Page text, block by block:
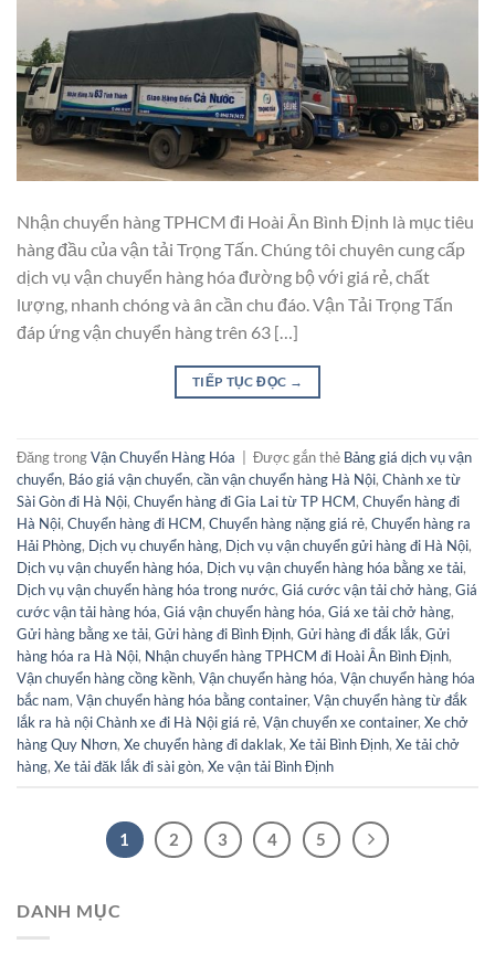
Nhận chuyển hàng TPHCM đi Hoài Ân Bình Định là mục tiêu
hàng đầu của vận tải Trọng Tấn. Chúng tôi chuyên cung cấp
dịch vụ vận chuyển hàng hóa đường bộ với giá rẻ, chất
lượng, nhanh chóng và ân cần chu đáo. Vận Tải Trọng Tấn
đáp ứng vận chuyển hàng trên 63 […]
TIẾP TỤC ĐỌC →
Đăng trongVận Chuyển Hàng Hóa Được gắn thẻ Bảng giá dịch vụ vận
chuyển, Báo giá vận chuyển, cần vận chuyển hàng Hà Nội, Chành xe từ
Sài Gòn đi Hà Nội, Chuyển hàng đi Gia Lai từ TP HCM, Chuyển hàng đi
Hà Nội, Chuyển hàng đi HCM, Chuyển hàng nặng giá rẻ, Chuyển hàng ra
Hải Phòng, Dịch vụ chuyển hàng, Dịch vụ vận chuyển gửi hàng đi Hà Nội,
Dịch vụ vận chuyển hàng hóa, Dịch vụ vận chuyển hàng hóa bằng xe tải,
Dịch vụ vận chuyển hàng hóa trong nước, Giá cước vận tải chở hàng, Giá
cước vận tải hàng hóa, Giá vận chuyển hàng hóa, Giá xe tải chở hàng,
Gửi hàng bằng xe tải, Gửi hàng đi Bình Định, Gửi hàng đi đắk lắk, Gửi
hàng hóa ra Hà Nội, Nhận chuyển hàng TPHCM đi Hoài Ân Bình Định,
Vận chuyển hàng cồng kềnh, Vận chuyển hàng hóa, Vận chuyển hàng hóa
bắc nam, Vận chuyển hàng hóa bằng container, Vận chuyển hàng từ đắk
lắk ra hà nội Chành xe đi Hà Nội giá rẻ, Vận chuyển xe container, Xe chở
hàng Quy Nhơn, Xe chuyển hàng đi daklak, Xe tải Bình Định, Xe tải chở
hàng, Xe tải đăk lắk đi sài gòn, Xe vận tải Bình Định
1 2 3 4 5
DANH MỤC